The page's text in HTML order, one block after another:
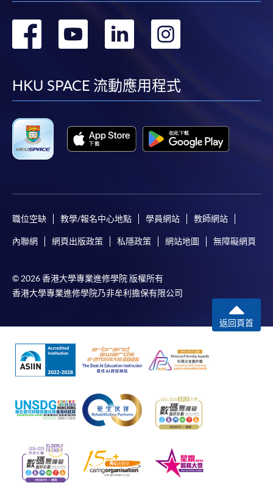
轉
facebook
轉
youtube
轉
linkedin
轉
HKU SPACE 流動應用程式
職位空缺 教學/報名中心地點 學員網站 教師網站
內聯網 網頁出版政策 私隱政策 網站地圖 無障礙網頁
© 2026 香港大學專業進修學院 版權所有
香港大學專業進修學院乃非牟利擔保有限公司
返回頁首